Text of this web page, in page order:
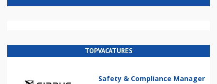
TOPVACATURES
Safety & Compliance Manager